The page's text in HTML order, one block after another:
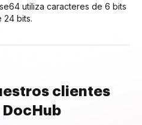
utiliza caracteres de 6 bits
24 bits.
clientes